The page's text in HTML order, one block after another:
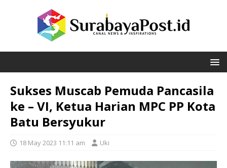
Sukses Muscab Pemuda Pancasila
ke – VI, Ketua Harian MPC PP Kota
Batu Bersyukur
18 May 2023 11:11 am Uki